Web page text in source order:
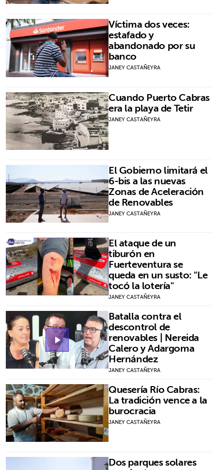
Víctima dos veces:
estafado y
abandonado por su
banco
JANEY CASTAÑEYRA
Cuando Puerto Cabras
era la playa de Tetir
JANEY CASTAÑEYRA
El Gobierno limitará el
6-bis a las nuevas
Zonas de Aceleración
de Renovables
JANEY CASTAÑEYRA
El ataque de un
tiburón en
Fuerteventura se
queda en un susto: "Le
tocó la lotería"
JANEY CASTAÑEYRA
play_arrow
Batalla contra el
descontrol de
renovables | Nereida
Calero y Adargoma
Hernández
JANEY CASTAÑEYRA
Quesería Río Cabras:
La tradición vence a la
burocracia
JANEY CASTAÑEYRA
Dos parques solares